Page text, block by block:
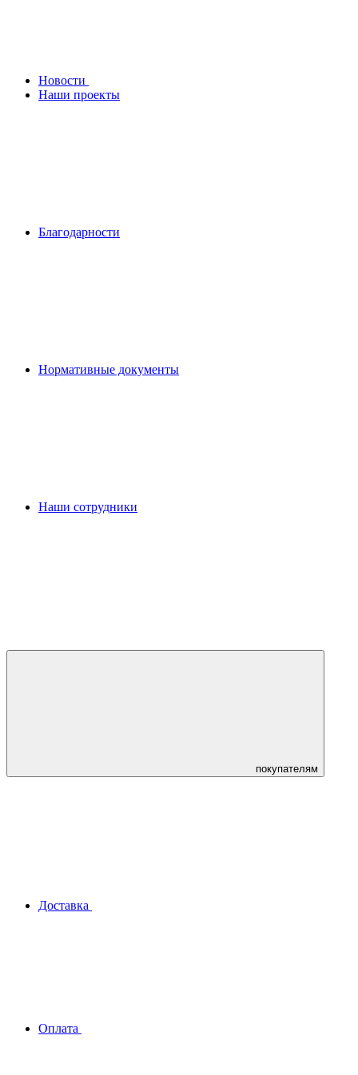
Новости
Наши проекты
Благодарности
Нормативные документы
Наши сотрудники
покупателям
Доставка
Оплата